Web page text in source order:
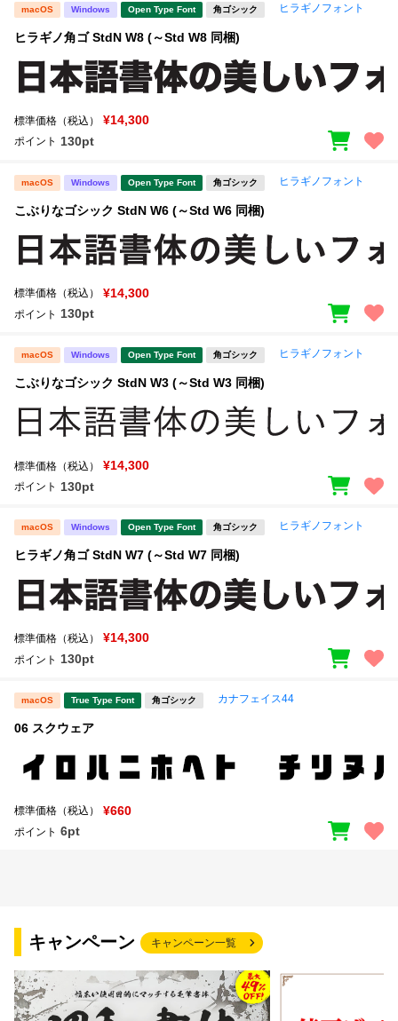
macOS Windows Open Type Font 角ゴシック ヒラギノフォント
ヒラギノ角ゴ StdN W8 (～Std W8 同梱)
標準価格（税込） ¥14,300
ポイント 130pt
macOS Windows Open Type Font 角ゴシック ヒラギノフォント
こぶりなゴシック StdN W6 (～Std W6 同梱)
標準価格（税込） ¥14,300
ポイント 130pt
macOS Windows Open Type Font 角ゴシック ヒラギノフォント
こぶりなゴシック StdN W3 (～Std W3 同梱)
標準価格（税込） ¥14,300
ポイント 130pt
macOS Windows Open Type Font 角ゴシック ヒラギノフォント
ヒラギノ角ゴ StdN W7 (～Std W7 同梱)
標準価格（税込） ¥14,300
ポイント 130pt
macOS True Type Font 角ゴシック カナフェイス44
06 スクウェア
標準価格（税込） ¥660
ポイント 6pt
キャンペーン キャンペーン一覧